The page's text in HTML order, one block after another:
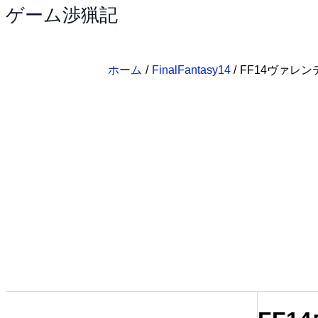
内
ゲーム渉猟記
ホーム FinalFantasy14 FF14ヴァレン